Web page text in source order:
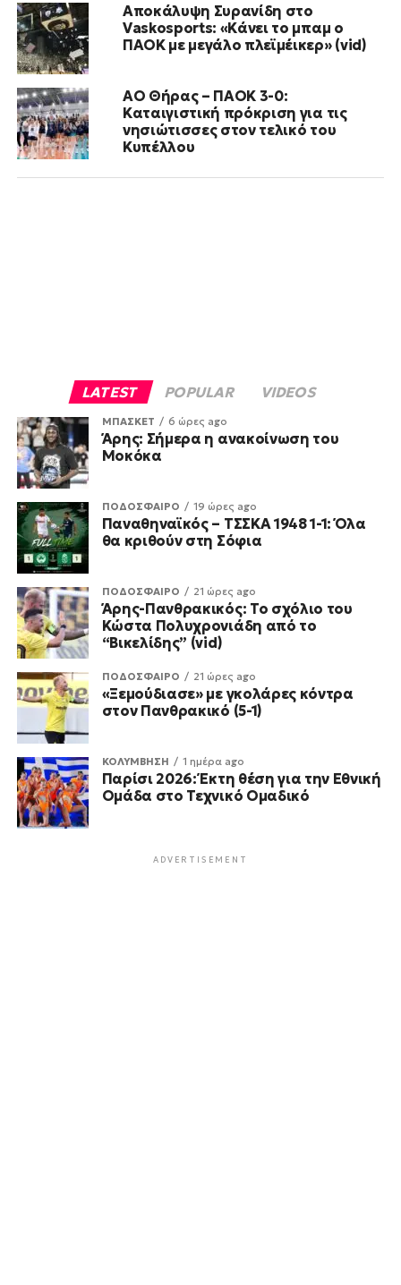
Αποκάλυψη Συρανίδη στο
Vaskosports: «Κάνει το μπαμ ο
ΠΑΟΚ με μεγάλο πλεϊμέικερ» (vid)
ΑΟ Θήρας – ΠΑΟΚ 3-0:
Καταιγιστική πρόκριση για τις
νησιώτισσες στον τελικό του
Κυπέλλου
LATEST POPULAR VIDEOS
ΜΠΑΣΚΕΤ 6 ώρες ago
Άρης: Σήμερα η ανακοίνωση του
Μοκόκα
ΠΟΔΟΣΦΑΙΡΟ 19 ώρες ago
Παναθηναϊκός – ΤΣΣΚΑ 1948 1-1: Όλα
θα κριθούν στη Σόφια
ΠΟΔΟΣΦΑΙΡΟ 21 ώρες ago
Άρης-Πανθρακικός: Το σχόλιο του
Κώστα Πολυχρονιάδη από το
“Βικελίδης” (vid)
ΠΟΔΟΣΦΑΙΡΟ 21 ώρες ago
«Ξεμούδιασε» με γκολάρες κόντρα
στον Πανθρακικό (5-1)
ΚΟΛΥΜΒΗΣΗ 1 ημέρα ago
Παρίσι 2026: Έκτη θέση για την Εθνική
Ομάδα στο Τεχνικό Ομαδικό
ADVERTISEMENT